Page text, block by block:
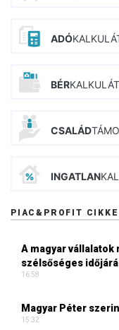
ADÓ
BÉR
CSALÁD
INGATLAN
PIAC&PROFIT CIKKEI
A magyar
szélsőséges
16:58
Magyar Péter
15:32